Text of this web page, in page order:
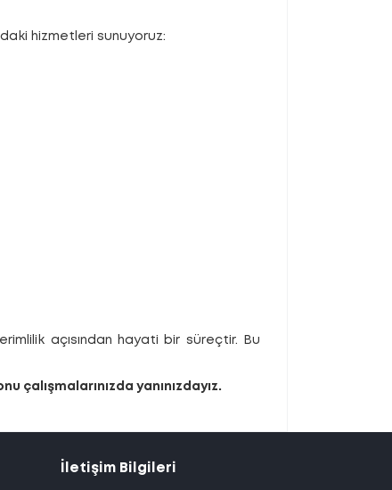
hizmetleri sunuyoruz:
açısından hayati bir süreçtir. Bu
yanınızdayız.
İletişim Bilgileri